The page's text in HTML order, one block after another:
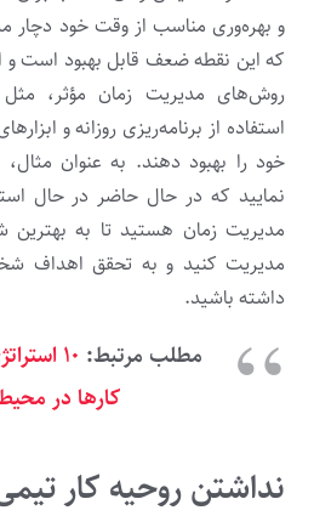
و بهره‌وری مناسب از وقت خود دچار
که این نقطه ضعف قابل بهبود است و
روش‌های مدیریت زمان مؤثر، مثل
استفاده از برنامه‌ریزی روزانه و
خود را بهبود دهند. به عنوان
نمایید که در حال حاضر در حال
مدیریت زمان هستید تا به
مدیریت کنید و به تحقق اهداف
داشته باشید.
مطلب مرتبط:
۱۰
کارها در
نداشتن روحیه کار